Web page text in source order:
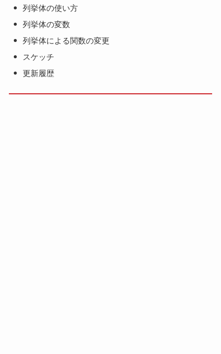
列挙体の使い方
列挙体の変数
列挙体による関数の変更
スケッチ
更新履歴